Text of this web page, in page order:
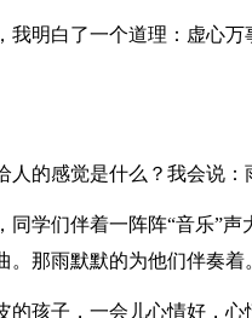
明白了一个道理：虚心万
的感觉是什么？我会说：
学们伴着一阵阵“音乐”声
。那雨默默的为他们伴奏着
孩子，一会儿心情好，心